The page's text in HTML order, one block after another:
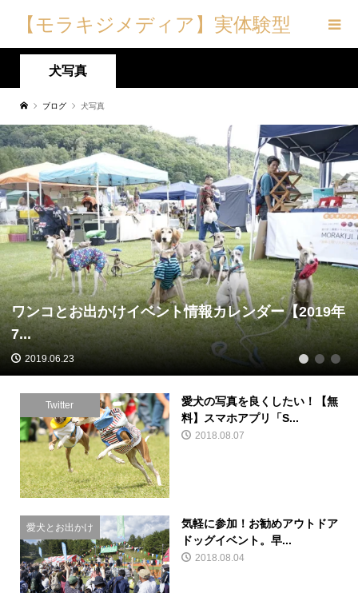
【モラキジメディア】実体験型
の犬メディア&トリーツ専門店
犬写真
ブログ 犬写真
ワンコとお出かけイベント情報カレンダー【2019年
7...
2019.06.23 1 2 3
Twitter
愛犬の写真を良くしたい！【無
料】スマホアプリ「S...
2018.08.07
愛犬とお出かけ
気軽に参加！お勧めアウトドア
ドッグイベント。早...
2018.08.04